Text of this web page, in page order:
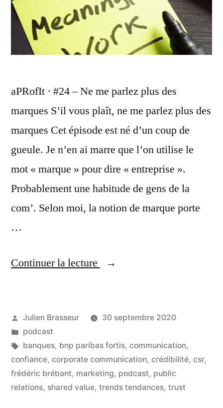
aPRofIt · #24 – Ne me parlez plus des
marques S’il vous plaît, ne me parlez plus des
marques Cet épisode est né d’un coup de
gueule. Je n’en ai marre que l’on utilise le
mot « marque » pour dire « entreprise ».
Probablement une habitude de gens de la
com’. Selon moi, la notion de marque porte
…
Continuer la lecture
« Comment
sens
au
métier
et
Publié
par
Julien Brasseur
30 septembre 2020
Publié
dans
podcast
Étiquettes :
banques, bnp paribas fortis, communication,
confiance, corporate communication, crédibilité, csr,
frédéric brébant, marketing, podcast, public
relations, shared value, trends tendances, trust